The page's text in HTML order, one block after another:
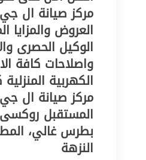
مركز صيانة ال
العروض والمزايا
الوكيل الحصرى
واصلاحات كافة
الكهربية
مركز صيانة ال
المستقبل
بطرس غالي،
النزهة